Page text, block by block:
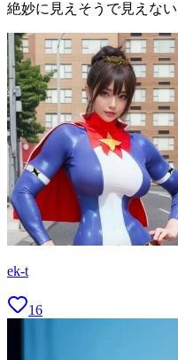
絶妙に見えそうで見えない
ek-t
16